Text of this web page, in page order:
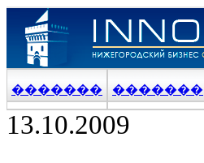
������� �������
13.10.2009